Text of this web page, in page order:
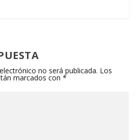
no será publicada. Los
marcados con*